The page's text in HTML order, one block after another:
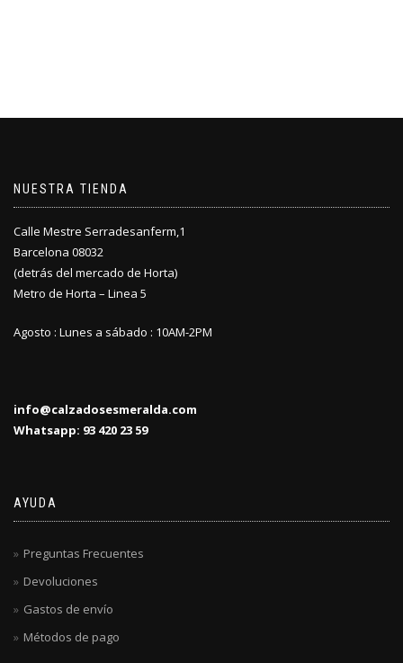
NUESTRA TIENDA
Calle Mestre Serradesanferm,1
Barcelona 08032
(detrás del mercado de Horta)
Metro de Horta – Linea 5
Agosto : Lunes a sábado : 10AM-2PM
info@calzadosesmeralda.com
Whatsapp: 93 420 23 59
AYUDA
Preguntas Frecuentes
Devoluciones
Gastos de envío
Métodos de pago